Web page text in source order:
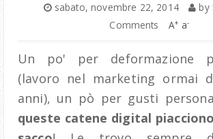
sabato, novembre 22, 2014 by
Comments
A+ a-
Un po' per deformazione
(lavoro nel marketing ormai
anni), un pò per gusti
queste catene digital